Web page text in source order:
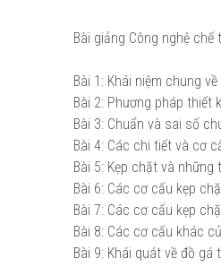
Bài giảng Công nghệ chế
Bài 1: Khái niệm chung
Bài 2: Phương pháp thiết
Bài 3: Chuẩn và sai số
Bài 4: Các chi tiết và cơ
Bài 5: Kẹp chặt và
Bài 6: Các cơ cấu kẹp
Bài 7: Các cơ cấu kẹp
Bài 8: Các cơ cấu khác
Bài 9: Khái quát về đồ